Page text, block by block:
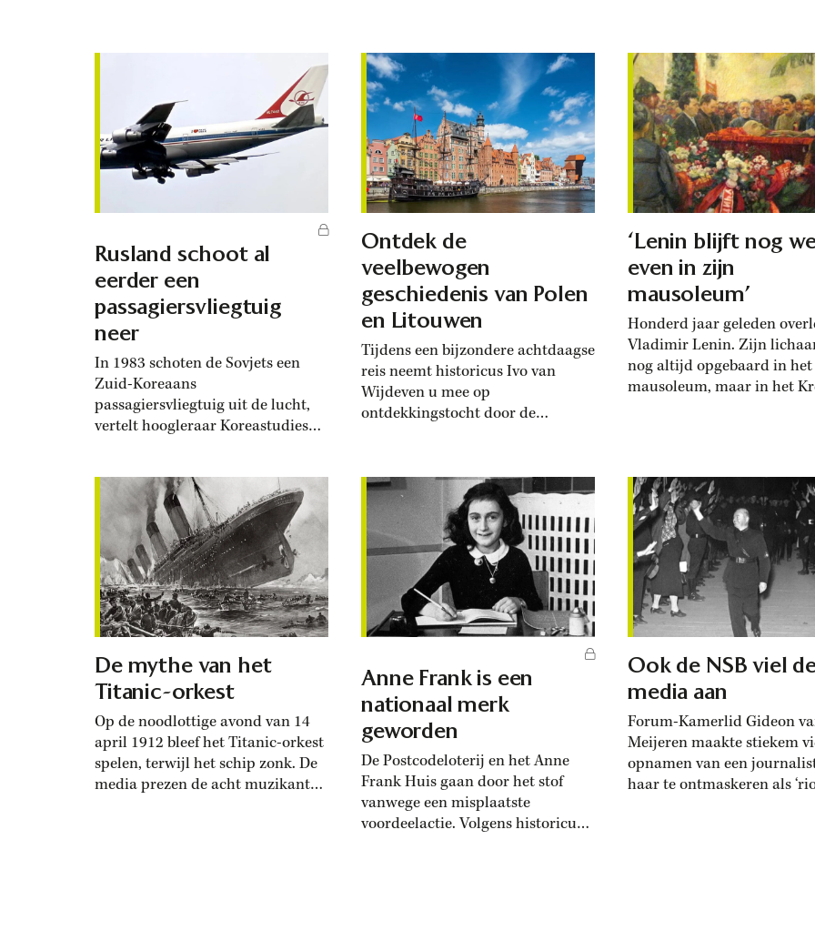
In Fundamental Research schrijven
onderzoekers hoe ze aan de hand
van boomringen en archeologisch
hout de droge en vochtige zomers
tussen 943 en 2019 in dit
gebied in kaart konden
brengen. Daarbij stuitten ze
president Donald Trump om
Groenland te annexeren zetten de
lange strijd van Groenlanders om
zelfbestuur onder druk. De Deense
historicus Astrid Nonbo Andersen
legt...
is te zien in het Limburgs
Museum. Het toont met
bruiklenen uit nationale en
internationale collecties de
geschiedenis van drie
Bourgondische hertogen.
waren de aartsvaders...
Rusland schoot al
eerder een
passagiersvliegtuig
neer
In 1983 schoten de Sovjets een
Zuid-Koreaans
passagiersvliegtuig uit de lucht,
vertelt hoogleraar Koreastudies
Russen hun verantwoordelijkheid
te erkennen. In de nacht van 1
september 1983, middenin de
Koude Oorlog, detecteerden de
Russen een onbekend vliegtuig
dat koers zette richting een
marinebasis. In...
Ontdek de
veelbewogen
geschiedenis van Polen
en Litouwen
Tijdens een bijzondere achtdaagse
reis neemt historicus Ivo van
Wijdeven u mee op
ontdekkingstocht door de
‘Lenin blijft nog
even in zijn
mausoleum’
Honderd jaar geleden
Vladimir Lenin. Zijn
nog altijd opgebaard in het
mausoleum, maar in het
De mythe van het
Titanic-orkest
Op de noodlottige avond van 14
april 1912 bleef het Titanic-orkest
spelen, terwijl het schip zonk. De
media prezen de acht muzikanten
Anne Frank is een
nationaal merk
geworden
De Postcodeloterij en het Anne
Frank Huis gaan door het stof
vanwege een misplaatste
voordeelactie. Volgens historicus
Ook de NSB viel
media aan
Forum-Kamerlid Gideon
Meijeren maakte stiekem
opnamen van een
haar te ontmaskeren als